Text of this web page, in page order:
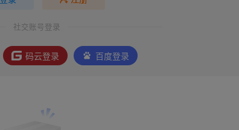
社交账号登录
码云登录 百度登录